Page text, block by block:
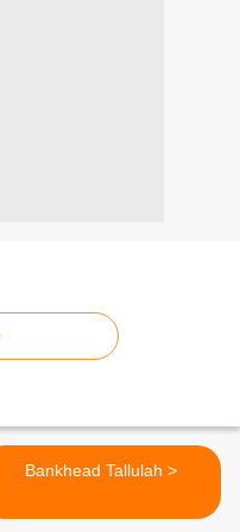
Bankhead Tallulah >